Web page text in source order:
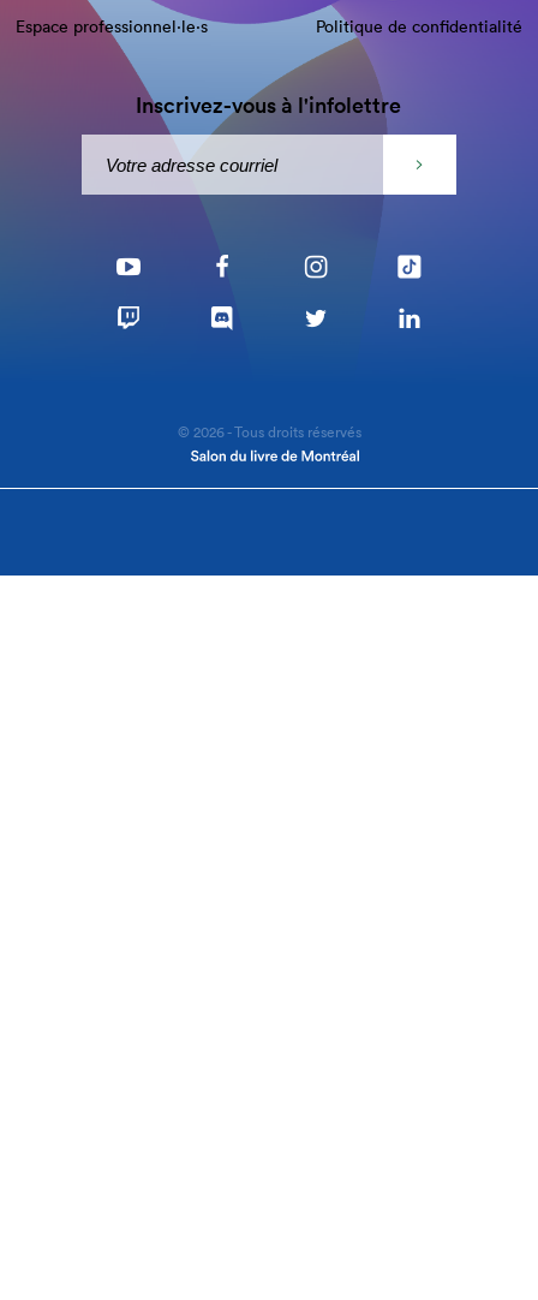
Espace professionnel·le⋅s
Politique de confidentialité
Inscrivez-vous à l'infolettre
© 2026 - Tous droits réservés